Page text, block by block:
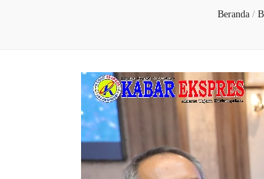
Beranda /